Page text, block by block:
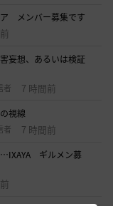
メンバー募集です
妄想、あるいは検証
者 7 時間前
視線
者 7 時間前
ギルメン募